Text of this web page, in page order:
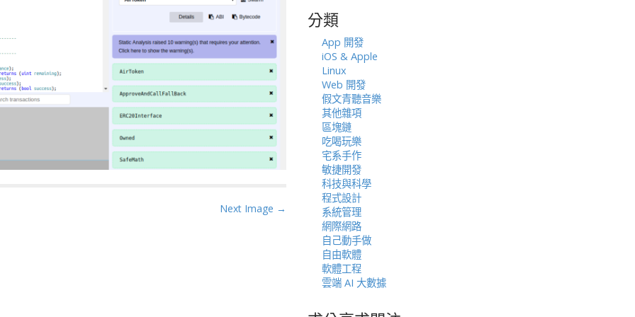
Next Image →
字:
分類
App 開發
iOS & Apple
Linux
Web 開發
假文青聽音樂
其他雜項
區塊鏈
吃喝玩樂
宅系手作
敏捷開發
科技與科學
程式設計
系統管理
網際網路
自己動手做
自由軟體
軟體工程
雲端 AI 大數據